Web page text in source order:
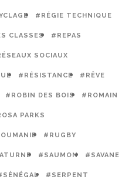
#RÉGIE TECHNIQUE
CLASSES #REPAS
SOCIAUX
#RÉSISTANCE #RÊVE
#ROBIN DES BOIS #ROMAIN
PARKS
#RUGBY
#SAUMON #SAVANE
#SERPENT